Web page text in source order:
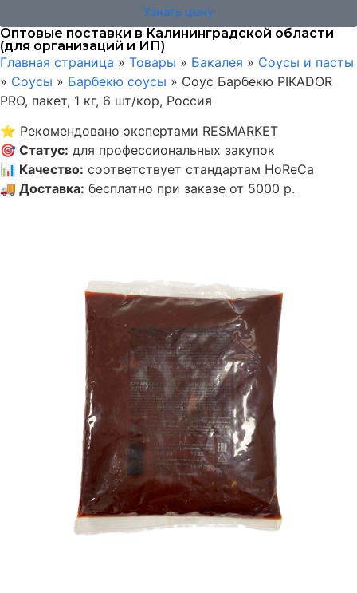
Узнать цену
Оптовые поставки в Калининградской области
(для организаций и ИП)
Главная страница » Товары » Бакалея » Соусы и пасты
» Соусы » Барбекю соусы » Соус Барбекю PIKADOR
PRO, пакет, 1 кг, 6 шт/кор, Россия
⭐ Рекомендовано экспертами RESMARKET
🎯 Статус: для профессиональных закупок
📊 Качество: соответствует стандартам HoReCa
🚚 Доставка: бесплатно при заказе от 5000 р.